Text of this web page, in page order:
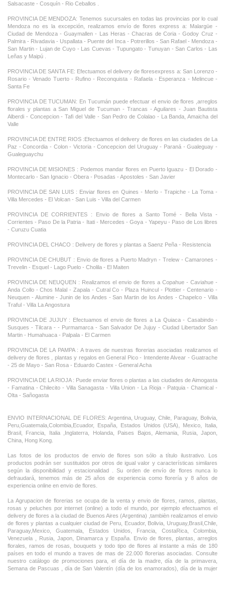
Salsacaste - Cosquín - Rio Ceballos .
PROVINCIA DE MENDOZA: Tenemos sucursales en todas las provincias por lo cual
Mendoza no es la excepción, realizamos envío de flores express a: Malargüe -
Ciudad de Mendoza - Guaymallen - Las Heras - Chacras de Coria - Godoy Cruz -
Palmira - Rivadavia - Uspallata - Puente del Inca - Potrerillos - San Rafael - Mendoza -
San Martin - Lujan de Cuyo - Las Cuevas - Tupungato - Tunuyan - San Carlos - Las
Leñas y Maipú .
PROVINCIA DE SANTA FE: Efectuamos el delivery de floresexpress a: San Lorenzo -
Rosario - Venado Tuerto - Rufino - Reconquista - Rafaela - Esperanza - Melincue -
Santa Fe
PROVINCIA DE TUCUMAN: En Tucumán puede efectuar el envio de flores ,arreglos
florales y plantas a San Miguel de Tucuman - Trancas - Aguilares - Juan Bautista
Alberdi - Concepcion - Tafi del Valle - San Pedro de Colalao - La Banda, Amaicha del
Valle
PROVINCIA DE ENTRE RIOS :Efectuamos el delivery de flores en las ciudades de La
Paz - Concordia - Colon - Victoria - Concepcion del Uruguay - Paraná - Gualeguay -
Gualeguaychu
PROVINCIA DE MISIONES : Podemos mandar flores en Puerto Iguazu - El Dorado -
Montecarlo - San Ignacio - Obera - Posadas - Apostoles - San Javier
PROVINCIA DE SAN LUIS : Enviar flores en Quines - Merlo - Trapiche - La Toma -
Villa Mercedes - El Volcan - San Luis - Villa del Carmen
PROVINCIA DE CORRIENTES : Envio de flores a Santo Tomé - Bella Vista -
Corrientes - Paso De la Patria - Itati - Mercedes - Goya - Yapeyu - Paso de Los libres
- Curuzu Cuatia
PROVINCIA DEL CHACO : Delivery de flores y plantas a Saenz Peña - Resistencia
PROVINCIA DE CHUBUT : Envio de flores a Puerto Madryn - Trelew - Camarones -
Trevelin - Esquel - Lago Puelo - Cholila - El Maiten
PROVINCIA DE NEUQUEN : Realizamos el envio de flores a Copahue - Caviahue -
Anda Collo - Chos Malal - Zapala - Cutral Co - Plaza Huincul - Plottier - Centenario -
Neuquen - Alumine - Junin de los Andes - San Martin de los Andes - Chapelco - Villa
Traful - Villa La Angostura
PROVINCIA DE JUJUY : Efectuamos el envio de flores a La Quiaca - Casabindo -
Susques - Tilcara - - Purmamarca - San Salvador De Jujuy - Ciudad Libertador San
Martin - Humahuaca - Palpala - El Carmen
PROVINCIA DE LA PAMPA : A traves de nuestras florerias asociadas realizamos el
delivery de flores , plantas y regalos en General Pico - Intendente Alvear - Guatrache
- 25 de Mayo - San Rosa - Eduardo Castex - General Acha
PROVINCIA DE LA RIOJA : Puede enviar flores o plantas a las ciudades de Aimogasta
- Famatina - Chilecito - Villa Sanagasta - Villa Union - La Rioja - Patquia - Chamical -
Olta - Sañogasta
ENVIO INTERNACIONAL DE FLORES: Argentina, Uruguay, Chile, Paraguay, Bolivia,
Peru,Guatemala,Colombia,Ecuador, España, Estados Unidos (USA), Mexico, Italia,
Brasil, Francia, Italia ,Inglaterra, Holanda, Paises Bajos, Alemania, Rusia, Japon,
China, Hong Kong.
Las fotos de los productos de envio de flores son sólo a título ilustrativo. Los
productos podrán ser sustituidos por otros de igual valor y características similares
según la disponibilidad y estacionalidad . Su orden de envío de flores nunca lo
defraudará, tenemos más de 25 años de experiencia como florería y 8 años de
experiencia online en envio de flores.
La Agrupacion de florerias se ocupa de la venta y envio de flores, ramos, plantas,
rosas y peluches por internet (online) a todo el mundo, por ejemplo efectuamos el
delivery de flores a la ciudad de Buenos Aires (Argentina) ,tambièn realizamos el envio
de flores y plantas a cualquier ciudad de Peru, Ecuador, Bolivia, Uruguay,Brasil,Chile,
Paraguay,Mexico, Guatemala, Estados Unidos, Francia, CostaRica, Colombia,
Venezuela , Rusia, Japon, Dinamarca y España. Envio de flores, plantas, arreglos
florales, ramos de rosas, bouquets y todo tipo de flores al instante a más de 180
países en todo el mundo a traves de mas de 22.000 florerias asociadas. Consulte
nuestro catálogo de promociones para, el día de la madre, día de la primavera,
Semana de Pascuas , día de San Valentín (día de los enamorados), día de la mujer